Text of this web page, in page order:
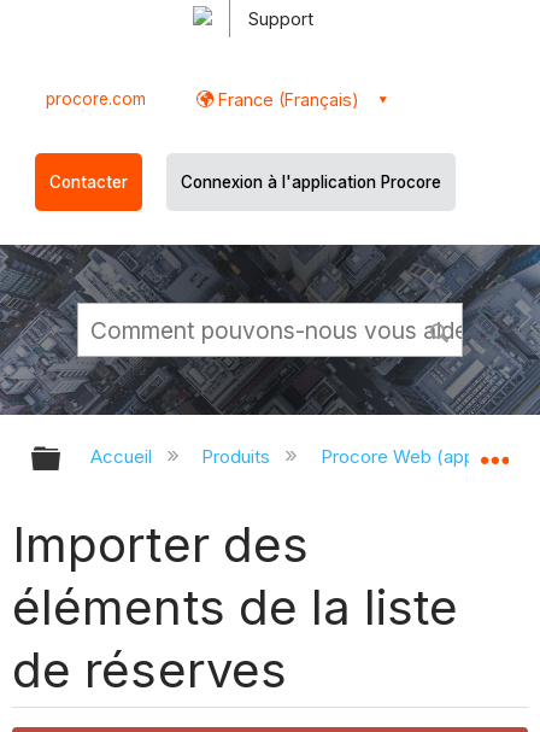
Support
procore.com France (Français)
Contacter Connexion à l'application Procore
Développer/réduire la hiérarchie
Accueil Produits Procore Web
Importer des
éléments de la liste
de réserves